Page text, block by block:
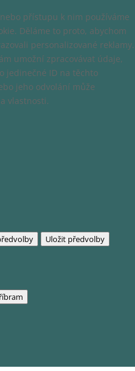
přístupu k nim používáme
Děláme to proto, abychom
personalizované reklamy.
umožní zpracovávat údaje,
jedinečné ID na těchto
jeho odvolání může
vlastnosti.
Uložit předvolby